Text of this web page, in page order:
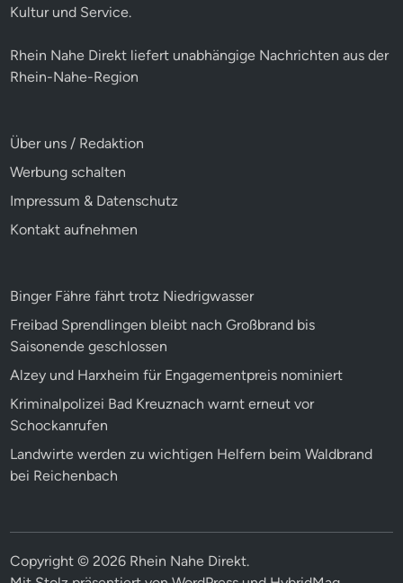
Kultur und Service.
Rhein Nahe Direkt liefert unabhängige Nachrichten aus der
Rhein-Nahe-Region
Über uns / Redaktion
Werbung schalten
Impressum & Datenschutz
Kontakt aufnehmen
Binger Fähre fährt trotz Niedrigwasser
Freibad Sprendlingen bleibt nach Großbrand bis
Saisonende geschlossen
Alzey und Harxheim für Engagementpreis nominiert
Kriminalpolizei Bad Kreuznach warnt erneut vor
Schockanrufen
Landwirte werden zu wichtigen Helfern beim Waldbrand
bei Reichenbach
Copyright © 2026 Rhein Nahe Direkt.